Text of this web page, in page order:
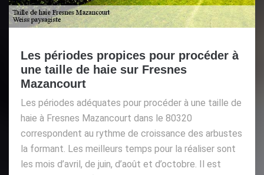
Les périodes propices pour procéder à
une taille de haie sur Fresnes
Mazancourt
Les périodes adéquates pour procéder à une taille de
haie à Fresnes Mazancourt dans le 80320
correspondent au rythme de croissance des arbustes
la formant. Les meilleurs temps pour la réaliser sont
les mois d’avril, de juin, d’août et d’octobre. Il est